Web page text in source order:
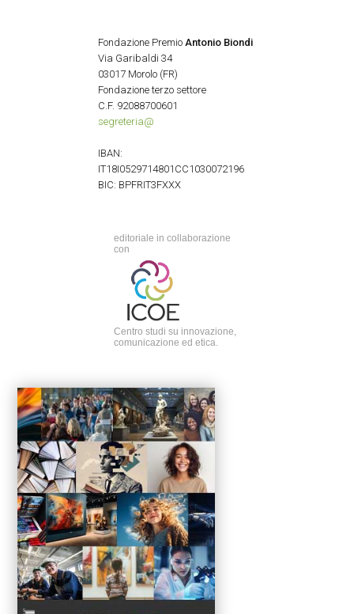
Fondazione PremioAntonio Biondi
Via Garibaldi 34
03017 Morolo (FR)
Fondazione terzo settore
C.F. 92088700601
segreteria@
IBAN:
IT18I0529714801CC1030072196
BIC: BPFRIT3FXXX
editoriale in collaborazione
con
Centro studi su innovazione,
comunicazione ed etica.